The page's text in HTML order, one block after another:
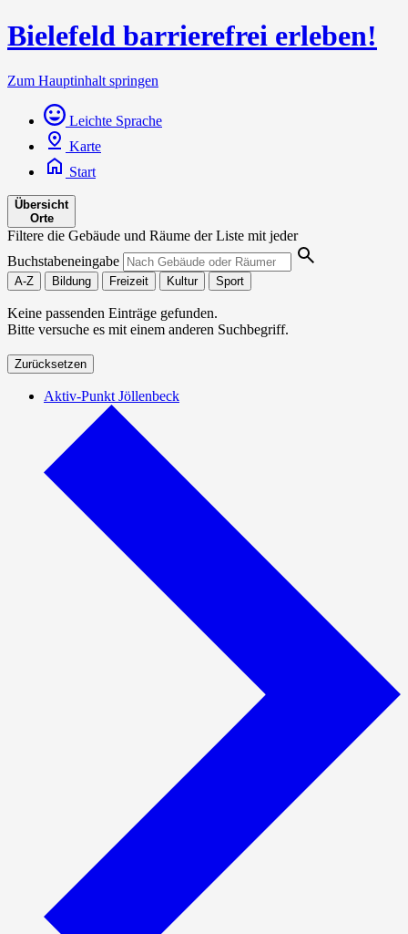
Bielefeld barrierefrei erleben!
Zum Hauptinhalt springen
Leichte Sprache
Karte
Start
Übersicht
Orte
Filtere die Gebäude und Räume der Liste mit jeder
Buchstabeneingabe
A-Z Bildung Freizeit Kultur Sport
Keine passenden Einträge gefunden.
Bitte versuche es mit einem anderen Suchbegriff.
Zurücksetzen
Aktiv-Punkt Jöllenbeck